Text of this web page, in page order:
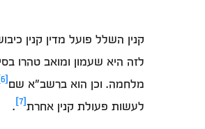
קנין השלל פועל מדין קנין
לזה היא שעמון ומואב טהרו
מלחמה. וכן הוא ברשב"א שם[6]
לעשות פעולת קנין אחרת[7]
.